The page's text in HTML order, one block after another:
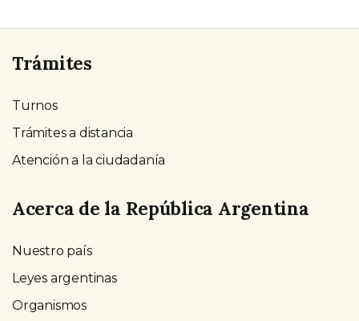
Trámites
Turnos
Trámites a distancia
Atención a la ciudadanía
Acerca de la República Argentina
Nuestro país
Leyes argentinas
Organismos